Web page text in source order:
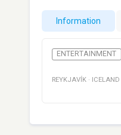
Information
ENTERTAINMENT
REYKJAVÍK · ICELAND